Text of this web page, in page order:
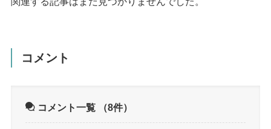
コメント
コメント一覧 （8件）